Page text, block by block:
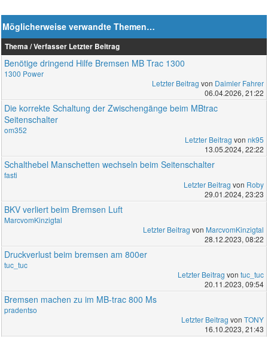
Möglicherweise verwandte Themen…
Thema / Verfasser Letzter Beitrag
Benötige dringend Hilfe Bremsen MB Trac 1300
1300 Power
Letzter Beitrag von Daimler Fahrer
06.04.2026, 21:22
Die korrekte Schaltung der Zwischengänge beim MBtrac
Seitenschalter
om352
Letzter Beitrag von nk95
13.05.2024, 22:22
Schalthebel Manschetten wechseln beim Seitenschalter
fasti
Letzter Beitrag von Roby
29.01.2024, 23:23
BKV verliert beim Bremsen Luft
MarcvomKinzigtal
Letzter Beitrag von MarcvomKinzigtal
28.12.2023, 08:22
Druckverlust beim bremsen am 800er
tuc_tuc
Letzter Beitrag von tuc_tuc
20.11.2023, 09:54
Bremsen machen zu im MB-trac 800 Ms
pradentso
Letzter Beitrag von TONY
16.10.2023, 21:43